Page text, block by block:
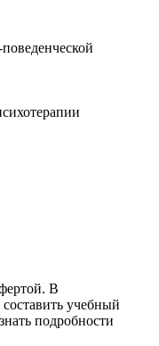
В
учебный
подробности